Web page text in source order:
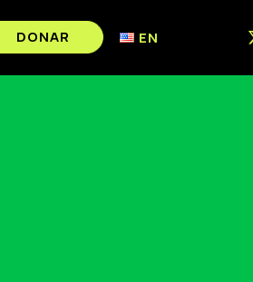
DONAR EN